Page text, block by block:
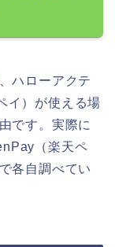
ハローアクテ
イ）が使える場
です。実際に
（楽天ペ
各自調べてい